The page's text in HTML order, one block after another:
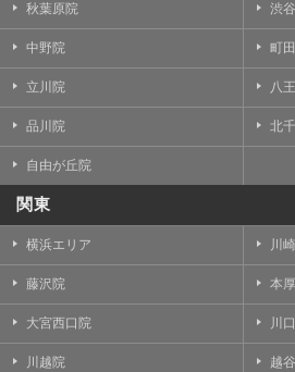
秋葉原院 渋
中野院 町
立川院 八
品川院 北
自由が丘院
関東
横浜エリア 川
藤沢院 本
大宮西口院 川
川越院 越